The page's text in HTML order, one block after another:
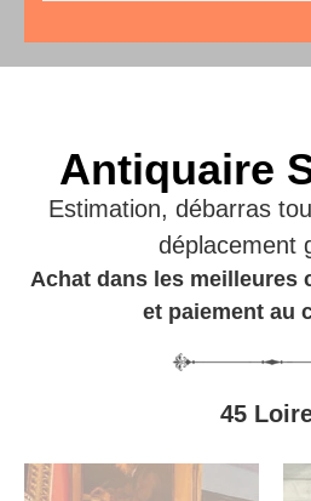
Antiquaire
Estimation, débarras
déplacement
Achat dans les meilleures
et paiement au
45